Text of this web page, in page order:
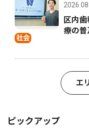
社会
区内
療の普
エ
ピックアップ